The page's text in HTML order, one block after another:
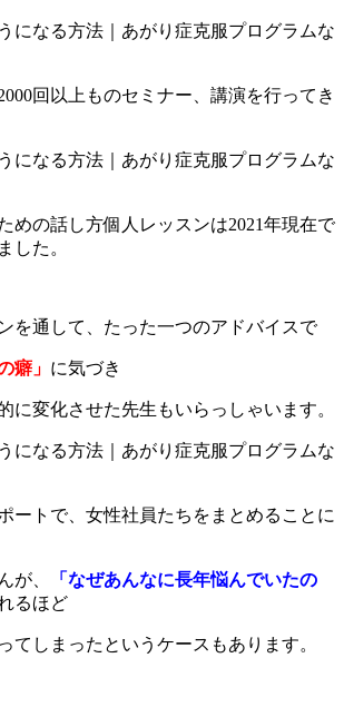
回以上ものセミナー、講演を行ってき
めの話し方個人レッスンは2021年現在で
した。
を通して、たった一つのアドバイスで
癖」 に気づき
に変化させた先生もいらっしゃいます。
ートで、女性社員たちをまとめることに
が、
「なぜあんなに長年悩んでいたの
るほど
てしまったというケースもあります。